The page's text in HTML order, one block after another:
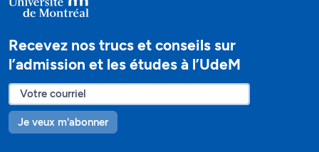
Recevez nos trucs et conseils sur
l’admission et les études à l’UdeM
Je veux m'abonner